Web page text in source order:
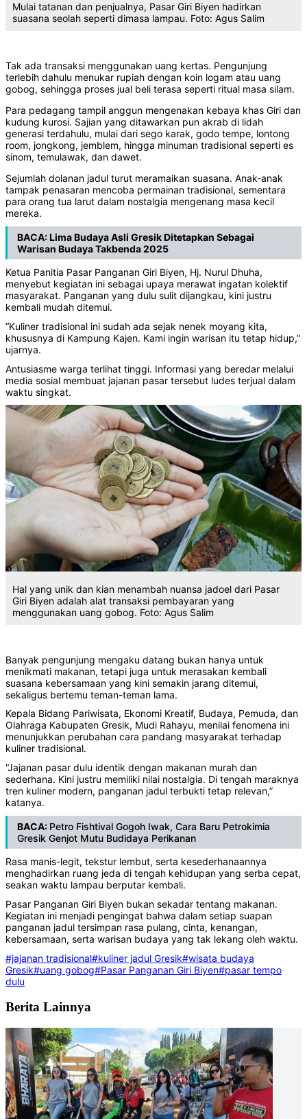
Mulai tatanan dan penjualnya, Pasar Giri Biyen hadirkan
suasana seolah seperti dimasa lampau. Foto: Agus Salim
Tak ada transaksi menggunakan uang kertas. Pengunjung
terlebih dahulu menukar rupiah dengan koin logam atau uang
gobog, sehingga proses jual beli terasa seperti ritual masa silam.
Para pedagang tampil anggun mengenakan kebaya khas Giri dan
kudung kurosi. Sajian yang ditawarkan pun akrab di lidah
generasi terdahulu, mulai dari sego karak, godo tempe, lontong
room, jongkong, jemblem, hingga minuman tradisional seperti es
sinom, temulawak, dan dawet.
Sejumlah dolanan jadul turut meramaikan suasana. Anak-anak
tampak penasaran mencoba permainan tradisional, sementara
para orang tua larut dalam nostalgia mengenang masa kecil
mereka.
BACA:Lima Budaya Asli Gresik Ditetapkan Sebagai
Warisan Budaya Takbenda 2025
Ketua Panitia Pasar Panganan Giri Biyen, Hj. Nurul Dhuha,
menyebut kegiatan ini sebagai upaya merawat ingatan kolektif
masyarakat. Panganan yang dulu sulit dijangkau, kini justru
kembali mudah ditemui.
“Kuliner tradisional ini sudah ada sejak nenek moyang kita,
khususnya di Kampung Kajen. Kami ingin warisan itu tetap hidup,”
ujarnya.
Antusiasme warga terlihat tinggi. Informasi yang beredar melalui
media sosial membuat jajanan pasar tersebut ludes terjual dalam
waktu singkat.
Hal yang unik dan kian menambah nuansa jadoel dari Pasar
Giri Biyen adalah alat transaksi pembayaran yang
menggunakan uang gobog. Foto: Agus Salim
Banyak pengunjung mengaku datang bukan hanya untuk
menikmati makanan, tetapi juga untuk merasakan kembali
suasana kebersamaan yang kini semakin jarang ditemui,
sekaligus bertemu teman-teman lama.
Kepala Bidang Pariwisata, Ekonomi Kreatif, Budaya, Pemuda, dan
Olahraga Kabupaten Gresik, Mudi Rahayu, menilai fenomena ini
menunjukkan perubahan cara pandang masyarakat terhadap
kuliner tradisional.
“Jajanan pasar dulu identik dengan makanan murah dan
sederhana. Kini justru memiliki nilai nostalgia. Di tengah maraknya
tren kuliner modern, panganan jadul terbukti tetap relevan,”
katanya.
BACA: Petro Fishtival Gogoh Iwak, Cara Baru Petrokimia
Gresik Genjot Mutu Budidaya Perikanan
Rasa manis-legit, tekstur lembut, serta kesederhanaannya
menghadirkan ruang jeda di tengah kehidupan yang serba cepat,
seakan waktu lampau berputar kembali.
Pasar Panganan Giri Biyen bukan sekadar tentang makanan.
Kegiatan ini menjadi pengingat bahwa dalam setiap suapan
panganan jadul tersimpan rasa pulang, cinta, kenangan,
kebersamaan, serta warisan budaya yang tak lekang oleh waktu.
#jajanan tradisional#kuliner jadul Gresik#wisata budaya
Gresik#uang gobog#Pasar Panganan Giri Biyen#pasar tempo
dulu
Berita Lainnya